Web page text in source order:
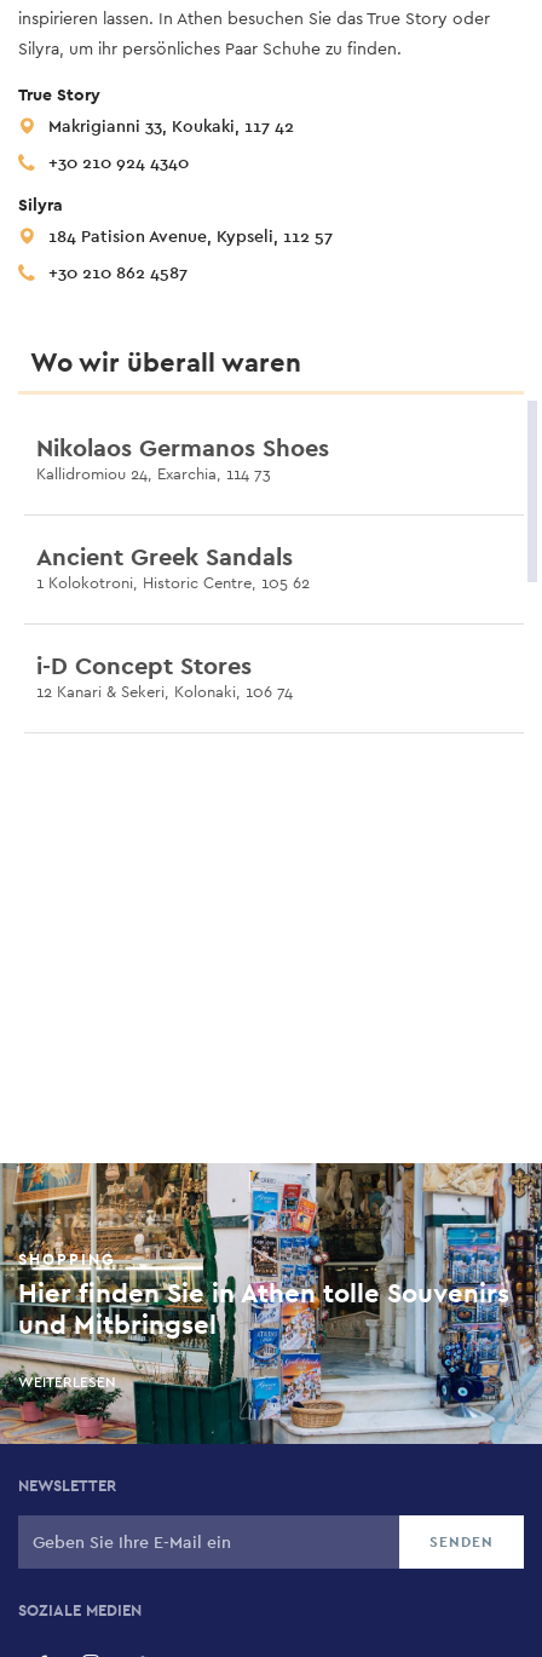
inspirieren lassen. In Athen besuchen Sie das True Story oder
Silyra, um ihr persönliches Paar Schuhe zu finden.
True Story
Makrigianni 33, Koukaki, 117 42
+30 210 924 4340
Silyra
184 Patision Avenue, Kypseli, 112 57
+30 210 862 4587
Wo wir überall waren
Nikolaos Germanos Shoes
Kallidromiou 24, Exarchia, 114 73
Ancient Greek Sandals
1 Kolokotroni, Historic Centre, 105 62
i-D Concept Stores
12 Kanari & Sekeri, Kolonaki, 106 74
Als nächstes
SHOPPING
Hier finden Sie in Athen tolle Souvenirs
und Mitbringsel
WEITERLESEN
NEWSLETTER
SOZIALE MEDIEN